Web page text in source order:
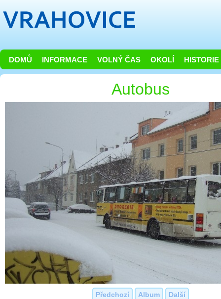
DOMŮ INFORMACE VOLNÝ ČAS OKOLÍ HISTORIE
Autobus
Předchozí Album Další